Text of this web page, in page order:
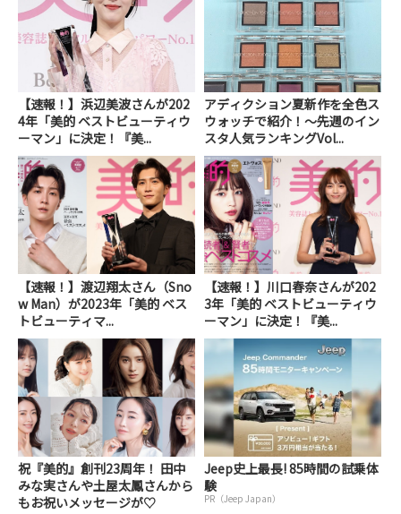
【速報！】浜辺美波さんが202
4年「美的 ベストビューティウ
ーマン」に決定！『美...
アディクション夏新作を全色ス
ウォッチで紹介！～先週のイン
スタ人気ランキングVol...
【速報！】渡辺翔太さん（Sno
w Man）が2023年「美的 ベス
トビューティマ...
【速報！】川口春奈さんが202
3年「美的 ベストビューティウ
ーマン」に決定！『美...
祝『美的』創刊23周年！ 田中
みな実さんや土屋太鳳さんから
もお祝いメッセージが♡
Jeep史上最長! 85時間の試乗体
験
PR（Jeep Japan）